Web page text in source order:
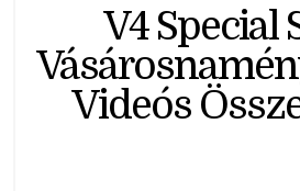
V4 Special
Videós